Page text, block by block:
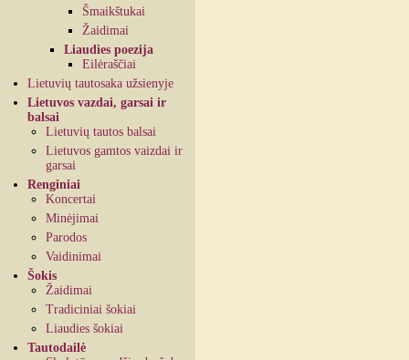
Šmaikštukai
Žaidimai
Liaudies poezija
Eilėraščiai
Lietuvių tautosaka užsienyje
Lietuvos vazdai, garsai ir
balsai
Lietuvių tautos balsai
Lietuvos gamtos vaizdai ir
garsai
Renginiai
Koncertai
Minėjimai
Parodos
Vaidinimai
Šokis
Žaidimai
Tradiciniai šokiai
Liaudies šokiai
Tautodailė